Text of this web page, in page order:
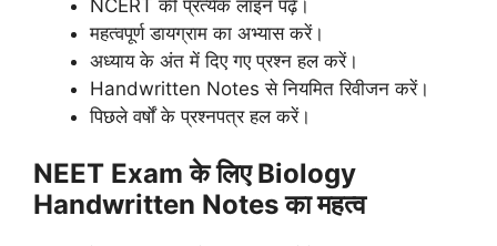
NCERT की प्रत्येक लाइन पढ़ें।
महत्वपूर्ण डायग्राम का अभ्यास करें।
अध्याय के अंत में दिए गए प्रश्न हल करें।
Handwritten Notes से नियमित रिवीजन करें।
पिछले वर्षों के प्रश्नपत्र हल करें।
NEET Exam के लिए Biology
Handwritten Notes का महत्व